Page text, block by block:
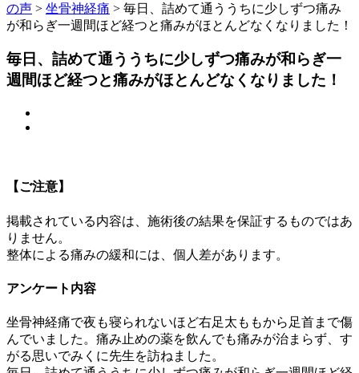
の声 > 坐骨神経痛 > 毎日、詰めて通ううちに少しずつ痛み
が和らぎ一週間ほど経つと痛みがほとんどなくなりました！
毎日、詰めて通ううちに少しずつ痛みが和らぎ一
週間ほど経つと痛みがほとんどなくなりました！
【ご注意】
掲載されている内容は、施術後の結果を保証するものではあ
りません。
整体による痛みの緩和には、個人差があります。
アンケート内容
坐骨神経痛で夜も寝られないほど右足太ももから足首まで傷
んでい ました。痛み止めの薬を飲んでも痛みが治まらず、す
がる思いでみ くに先生を訪ねました。